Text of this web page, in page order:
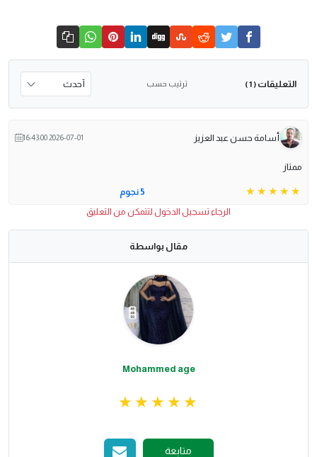
التعليقات ( 1 ) ترتيب حسب
أسامة حسن عبد العزيز 2026-07-01 16:43:00
ممتاز
5 نجوم
الرجاء تسجيل الدخول لتتمكن من التعليق
مقال بواسطة
Mohammed age
متابعة